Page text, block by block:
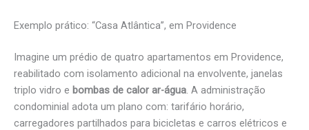
Exemplo prático: “Casa Atlântica”, em Providence
Imagine um prédio de quatro apartamentos em Providence,
reabilitado com isolamento adicional na envolvente, janelas
triplo vidro e bombas de calor ar-água. A administração
condominial adota um plano com: tarifário horário,
carregadores partilhados para bicicletas e carros elétricos e